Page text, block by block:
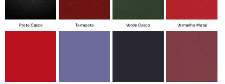
Preto Casco Terracota Verde Casco Vermelho Metal